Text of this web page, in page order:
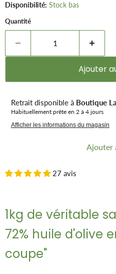
Disponibilité: Stock bas
Quantité
Ajouter
Retrait disponible à Boutique
Habituellement prête en 2 à 4 jours
Afficher les informations du magasin
Ajouter
27 avis
1kg de véritable
72% huile d'olive
coupe"